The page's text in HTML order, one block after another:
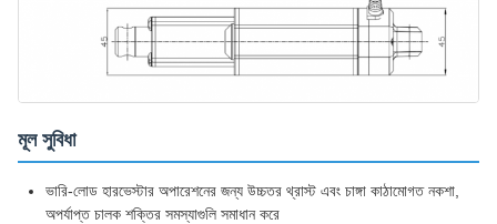
মূল সুবিধা
ভারি-লোড হারভেস্টার অপারেশনের জন্য উচ্চতর থ্রাস্ট এবং চাঙ্গা কাঠামোগত নকশা,
অপর্যাপ্ত চালক শক্তির সমস্যাগুলি সমাধান করে